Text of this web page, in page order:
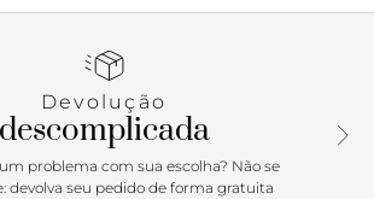
e bolso externo também com fecho em
Uma bolsa chique e mega versátil,
mega sofisticada e fica incrível para
sóbrios com alfaiataria e looks office.
Devolução
descomplicada
problema com sua escolha? Não se
devolva seu pedido de forma gratuita